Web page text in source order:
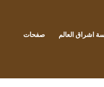
اشراق العالم صفحات